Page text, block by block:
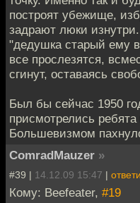
построят убежище,
задрают люки
"дедушка старый ему
все прослезятся,
сгинут, оставаясь
Был бы сейчас 1950
присмотрелись
Большевизмом
ComradMauzer »
#39 | 14.12.09 15:47 |
Кому: Beefeater, #19